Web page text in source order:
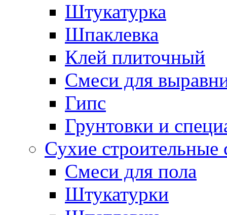
Штукатурка
Шпаклевка
Клей плиточный
Смеси для
Гипс
Грунтовки и
Сухие
Смеси для пола
Штукатурки